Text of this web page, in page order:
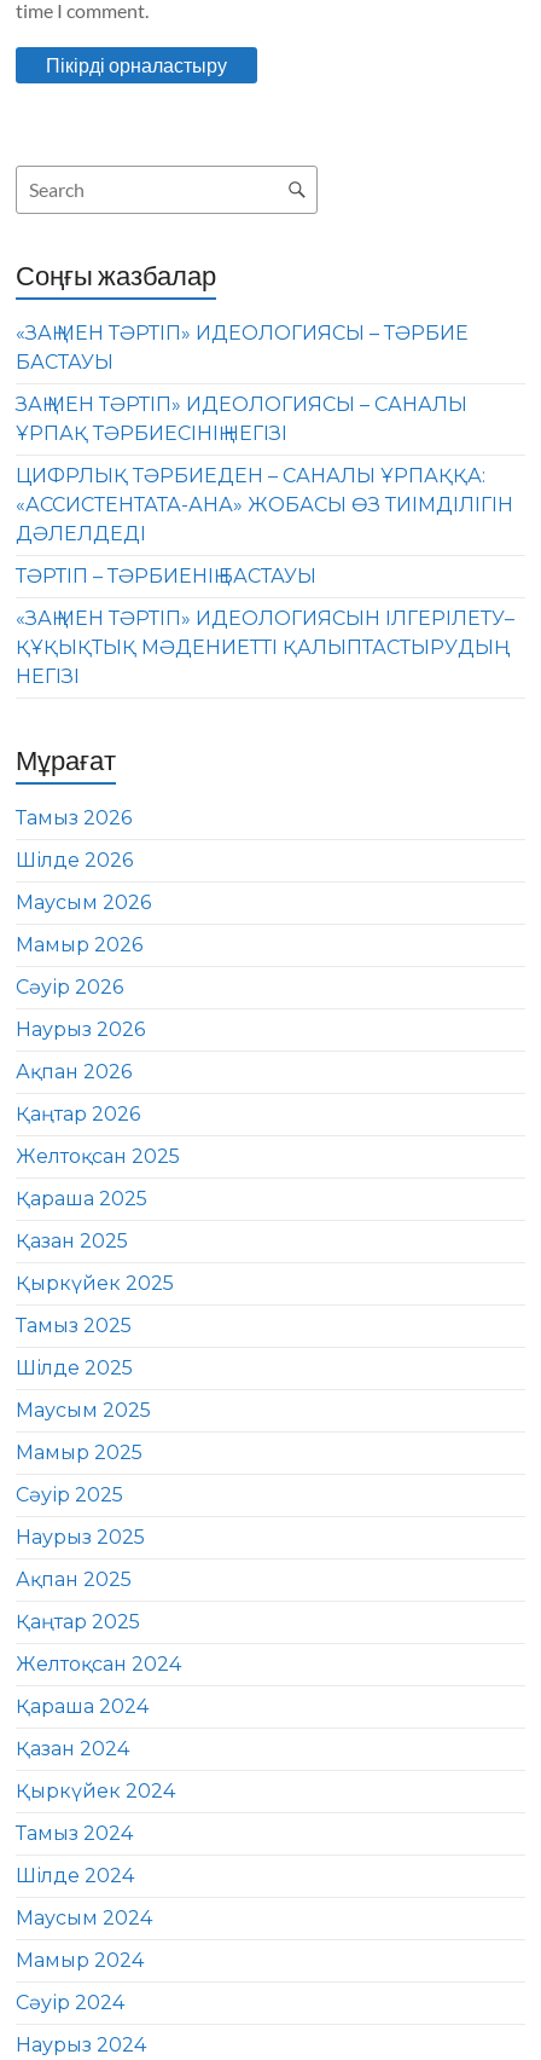
time I comment.
Соңғы жазбалар
«ЗАҢ МЕН ТӘРТІП» ИДЕОЛОГИЯСЫ – ТӘРБИЕ
БАСТАУЫ
ЗАҢ МЕН ТӘРТІП» ИДЕОЛОГИЯСЫ – САНАЛЫ
ҰРПАҚ ТӘРБИЕСІНІҢ НЕГІЗІ
ЦИФРЛЫҚ ТӘРБИЕДЕН – САНАЛЫ ҰРПАҚҚА:
«АССИСТЕНТАТА-АНА» ЖОБАСЫ ӨЗ ТИІМДІЛІГІН
ДӘЛЕЛДЕДІ
ТӘРТІП – ТӘРБИЕНІҢ БАСТАУЫ
«ЗАҢ МЕН ТӘРТІП» ИДЕОЛОГИЯСЫН ІЛГЕРІЛЕТУ–
ҚҰҚЫҚТЫҚ МӘДЕНИЕТТІ ҚАЛЫПТАСТЫРУДЫҢ
НЕГІЗІ
Мұрағат
Тамыз 2026
Шілде 2026
Маусым 2026
Мамыр 2026
Сәуір 2026
Наурыз 2026
Ақпан 2026
Қаңтар 2026
Желтоқсан 2025
Қараша 2025
Қазан 2025
Қыркүйек 2025
Тамыз 2025
Шілде 2025
Маусым 2025
Мамыр 2025
Сәуір 2025
Наурыз 2025
Ақпан 2025
Қаңтар 2025
Желтоқсан 2024
Қараша 2024
Қазан 2024
Қыркүйек 2024
Тамыз 2024
Шілде 2024
Маусым 2024
Мамыр 2024
Сәуір 2024
Наурыз 2024